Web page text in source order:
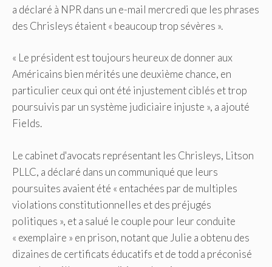
a déclaré à NPR dans un e-mail mercredi que les phrases
des Chrisleys étaient « beaucoup trop sévères ».
« Le président est toujours heureux de donner aux
Américains bien mérités une deuxième chance, en
particulier ceux qui ont été injustement ciblés et trop
poursuivis par un système judiciaire injuste », a ajouté
Fields.
Le cabinet d'avocats représentant les Chrisleys, Litson
PLLC, a déclaré dans un communiqué que leurs
poursuites avaient été « entachées par de multiples
violations constitutionnelles et des préjugés
politiques », et a salué le couple pour leur conduite
« exemplaire » en prison, notant que Julie a obtenu des
dizaines de certificats éducatifs et de todd a préconisé